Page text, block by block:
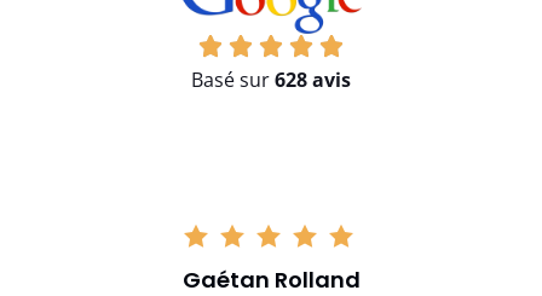
Basé sur628 avis
Gaétan Rolland